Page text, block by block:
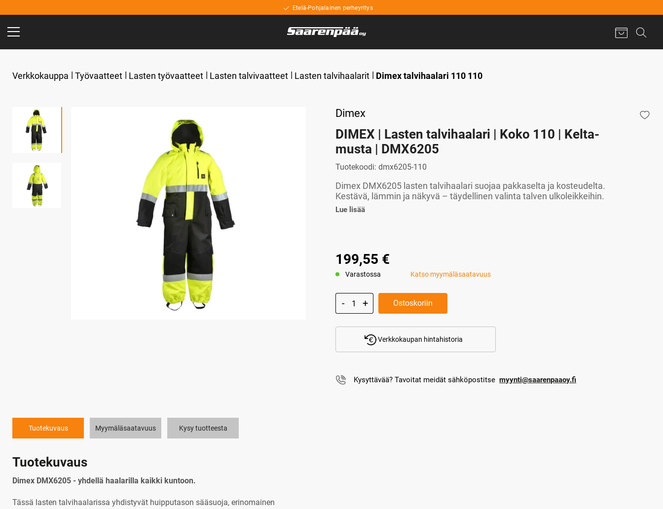
Etelä-Pohjalainen perheyritys
Verkkokauppa Työvaatteet Lasten työvaatteet Lasten talvivaatteet Lasten talvihaalarit Dimex talvihaalari 110 110
Dimex
DIMEX | Lasten talvihaalari | Koko 110 | Kelta-
musta | DMX6205
Tuotekoodi:dmx6205-110
Dimex DMX6205 lasten talvihaalari suojaa pakkaselta ja kosteudelta.
Kestävä, lämmin ja näkyvä – täydellinen valinta talven ulkoleikkeihin.
Lue lisää
199,55 €
Varastossa Katso myymäläsaatavuus
Ostoskoriin
Verkkokaupan hintahistoria
Kysyttävää? Tavoitat meidät sähköpostitsemyynti@saarenpaaoy.fi
Tuotekuvaus Myymäläsaatavuus Kysy tuotteesta
Tuotekuvaus
Dimex DMX6205 - yhdellä haalarilla kaikki kuntoon.
Tässä lasten talvihaalarissa yhdistyvät huipputason sääsuoja, erinomainen